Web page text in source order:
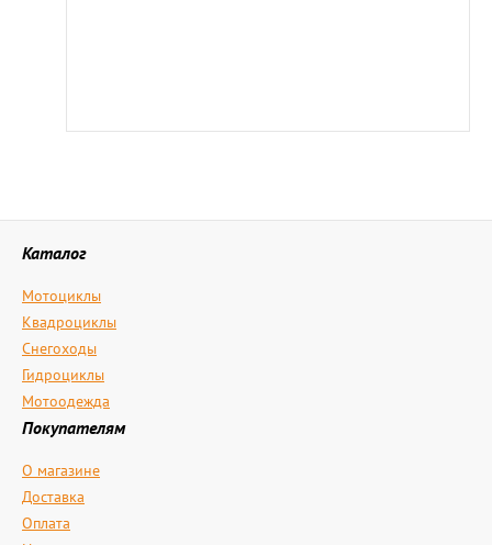
Каталог
Мотоциклы
Квадроциклы
Снегоходы
Гидроциклы
Мотоодежда
Покупателям
О магазине
Доставка
Оплата